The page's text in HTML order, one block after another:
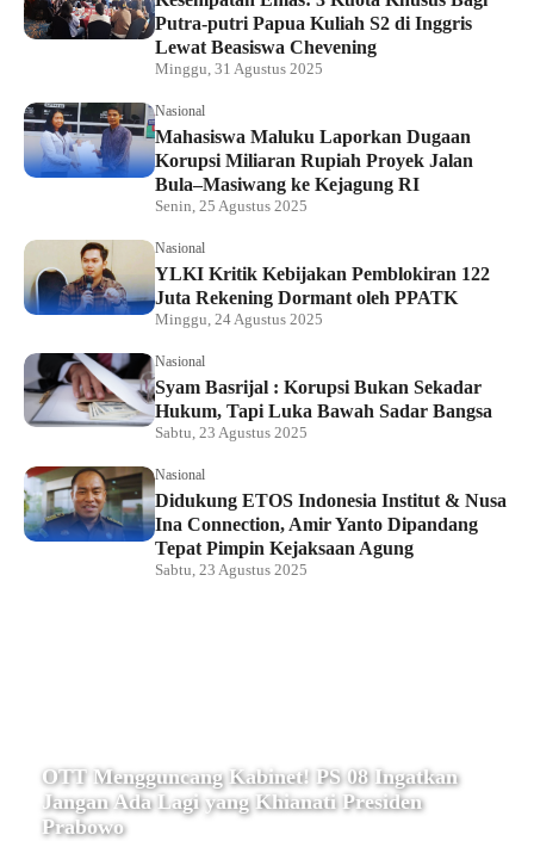
Putra-putri Papua Kuliah S2 di Inggris
Lewat Beasiswa Chevening
Minggu, 31 Agustus 2025
Nasional
Mahasiswa Maluku Laporkan Dugaan
Korupsi Miliaran Rupiah Proyek Jalan
Bula–Masiwang ke Kejagung RI
Senin, 25 Agustus 2025
Nasional
YLKI Kritik Kebijakan Pemblokiran 122
Juta Rekening Dormant oleh PPATK
Minggu, 24 Agustus 2025
Nasional
Syam Basrijal : Korupsi Bukan Sekadar
Hukum, Tapi Luka Bawah Sadar Bangsa
Sabtu, 23 Agustus 2025
Nasional
Didukung ETOS Indonesia Institut & Nusa
Ina Connection, Amir Yanto Dipandang
Tepat Pimpin Kejaksaan Agung
Sabtu, 23 Agustus 2025
OTT Mengguncang Kabinet! PS 08 Ingatkan
Jangan Ada Lagi yang Khianati Presiden
Prabowo